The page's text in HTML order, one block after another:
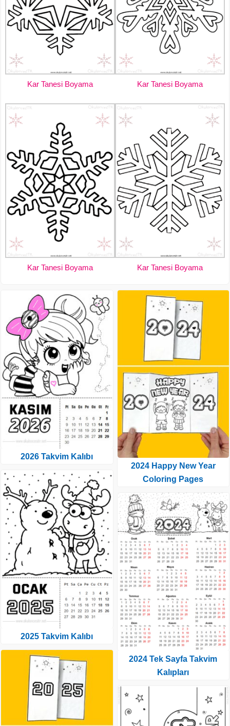
Kar Tanesi Boyama Kar Tanesi Boyama
Kar Tanesi Boyama Kar Tanesi Boyama
2026 Takvim Kalıbı
2025 Takvim Kalıbı
2024 Happy New Year
Coloring Pages
2024 Tek Sayfa Takvim
Kalıpları